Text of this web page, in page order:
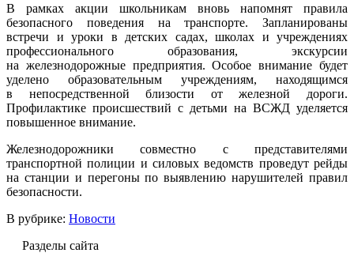
В рамках акции школьникам вновь напомнят правила
безопасного поведения на транспорте. Запланированы
встречи и уроки в детских садах, школах и учреждениях
профессионального образования, экскурсии
на железнодорожные предприятия. Особое внимание будет
уделено образовательным учреждениям, находящимся
в непосредственной близости от железной дороги.
Профилактике происшествий с детьми на ВСЖД уделяется
повышенное внимание.
Железнодорожники совместно с представителями
транспортной полиции и силовых ведомств проведут рейды
на станции и перегоны по выявлению нарушителей правил
безопасности.
В рубрике: Новости
Разделы сайта